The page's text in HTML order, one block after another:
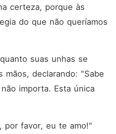
certeza, porque às
do que não queríamos
suas unhas se
mãos, declarando: "Sabe
importa. Esta única
por favor, eu te amo!"